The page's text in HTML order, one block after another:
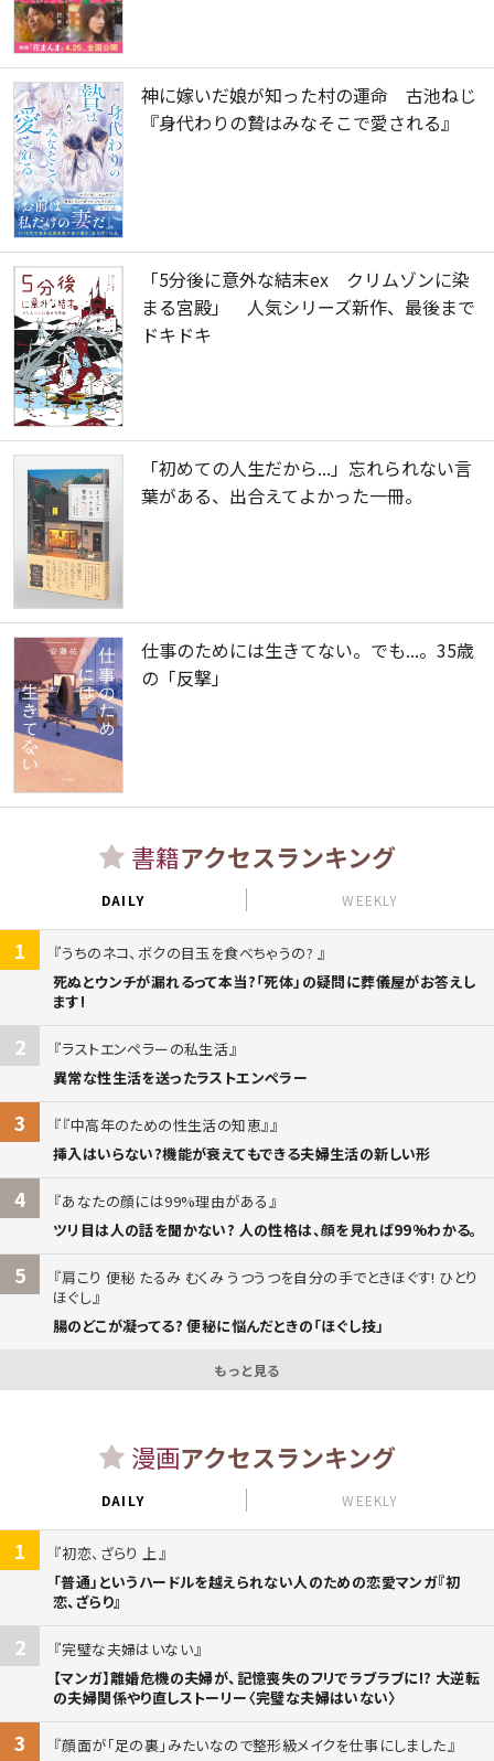
神に嫁いだ娘が知った村の運命 古池ねじ
『身代わりの贄はみなそこで愛される』
「5分後に意外な結末ex クリムゾンに染
まる宮殿」 人気シリーズ新作、最後まで
ドキドキ
「初めての人生だから...」忘れられない言
葉がある、出合えてよかった一冊。
仕事のためには生きてない。でも...。35歳
の「反撃」
書籍アクセスランキング
DAILY WEEKLY
1
うちのネコ、ボクの目玉を食べちゃうの?
死ぬとウンチが漏れるって本当?「死体」の疑問に葬儀屋がお答えし
ます!
2
ラストエンペラーの私生活
異常な性生活を送ったラストエンペラー
3
『中高年のための性生活の知恵』
挿入はいらない?機能が衰えてもできる夫婦生活の新しい形
4
あなたの顔には99%理由がある
ツリ目は人の話を聞かない? 人の性格は、顔を見れば99%わかる。
5
肩こり 便秘 たるみ むくみ うつうつを自分の手でときほぐす! ひとり
ほぐし
腸のどこが凝ってる? 便秘に悩んだときの「ほぐし技」
もっと見る
漫画アクセスランキング
DAILY WEEKLY
1
初恋、ざらり 上
「普通」というハードルを越えられない人のための恋愛マンガ『初
恋、ざらり』
2
完璧な夫婦はいない
【マンガ】離婚危機の夫婦が、記憶喪失のフリでラブラブに!? 大逆転
の夫婦関係やり直しストーリー〈完璧な夫婦はいない〉
3
顔面が「足の裏」みたいなので整形級メイクを仕事にしました